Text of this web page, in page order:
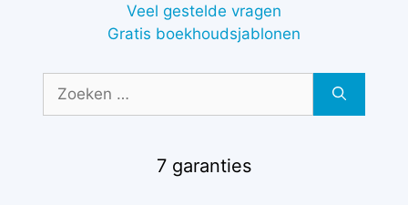
Veel gestelde vragen
Gratis boekhoudsjablonen
naar:
7 garanties